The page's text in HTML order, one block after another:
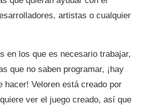
artistas o cualquier
en los que es necesario trabajar,
que no saben programar, ¡hay
hacer! Veloren está creado por
ver el juego creado, así que